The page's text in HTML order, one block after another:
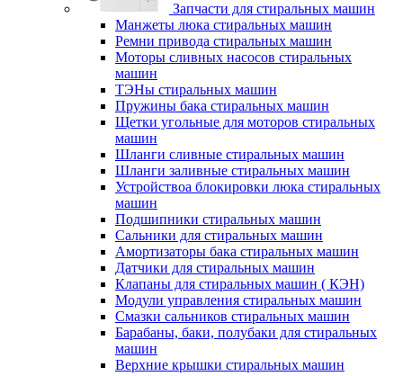
Запчасти для стиральных машин
Манжеты люка стиральных машин
Ремни привода стиральных машин
Моторы сливных насосов стиральных
машин
ТЭНы стиральных машин
Пружины бака стиральных машин
Щетки угольные для моторов стиральных
машин
Шланги сливные стиральных машин
Шланги заливные стиральных машин
Устройствоа блокировки люка стиральных
машин
Подшипники стиральных машин
Сальники для стиральных машин
Амортизаторы бака стиральных машин
Датчики для стиральных машин
Клапаны для стиральных машин ( КЭН)
Модули управления стиральных машин
Смазки сальников стиральных машин
Барабаны, баки, полубаки для стиральных
машин
Верхние крышки стиральных машин